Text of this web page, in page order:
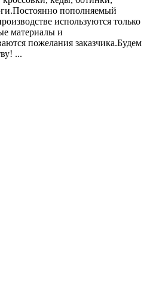
пополняемый
используются только
материалы и
пожелания заказчика.Будем
...